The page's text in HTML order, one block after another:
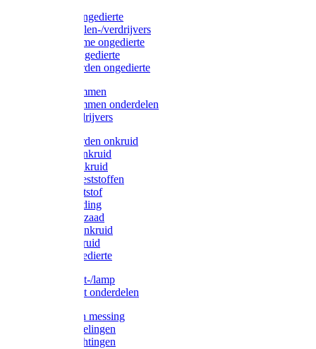
Diversen ongedierte
Insectenvallen-/verdrijvers
Protect Home ongedierte
Solabiol ongedierte
Protect Garden ongedierte
Mollenklemmen
Mollenklemmen onderdelen
Mollenverdrijvers
Protect Garden onkruid
Diversen onkruid
Solabiol onkruid
Solabiol meststoffen
Pokon meststof
Pokon voeding
Pokon graszaad
Roundup onkruid
Pokon onkruid
Pokon ongedierte
Vliegenkast-/lamp
Vliegenkast onderdelen
Zuigkorven messing
Geka koppelingen
Geka afdichtingen